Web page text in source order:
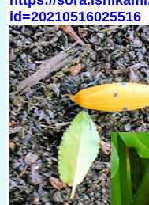
id=20210516025516